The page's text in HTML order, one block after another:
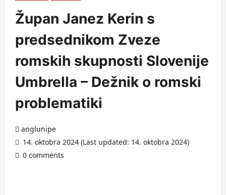
Župan Janez Kerin s
predsednikom Zveze
romskih skupnosti Slovenije
Umbrella – Dežnik o romski
problematiki
anglunipe
14. oktobra 2024 (Last updated: 14. oktobra 2024)
0 comments